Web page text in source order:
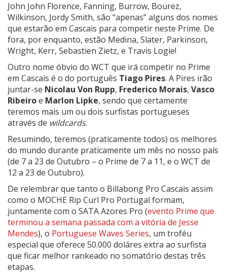
John John Florence, Fanning, Burrow, Bourez,
Wilkinson, Jordy Smith, são “apenas” alguns dos nomes
que estarão em Cascais para competir neste Prime. De
fora, por enquanto, estão Medina, Slater, Parkinson,
Wright, Kerr, Sebastien Zietz, e Travis Logie!
Outro nome óbvio do WCT que irá competir no Prime
em Cascais é o do português Tiago Pires. A Pires irão
juntar-se Nicolau Von Rupp, Frederico Morais, Vasco
Ribeiroe Marlon Lipke, sendo que certamente
teremos mais um ou dois surfistas portugueses
através de wildcards.
Resumindo, teremos (praticamente todos) os melhores
do mundo durante praticamente um mês no nosso país
(de 7 a 23 de Outubro – o Prime de 7 a 11, e o WCT de
12 a 23 de Outubro).
De relembrar que tanto o Billabong Pro Cascais assim
como o MOCHE Rip Curl Pro Portugal formam,
juntamente com o SATA Azores Pro (evento Prime que
terminou a semana passada com a vitória de Jesse
Mendes), o Portuguese Waves Series, um troféu
especial que oferece 50.000 doláres extra ao surfista
que ficar melhor rankeado no somatório destas três
etapas.